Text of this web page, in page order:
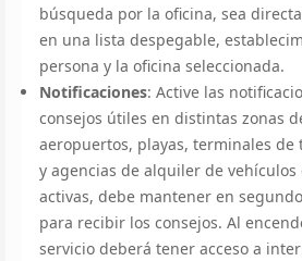
búsqueda por la oficina, sea
en una lista despegable,
persona y la oficina seleccionada.
Notificaciones: Active las
consejos útiles en distintas zonas
aeropuertos, playas, terminales de
y agencias de alquiler de vehículos
activas, debe mantener en
para recibir los consejos. Al
servicio deberá tener acceso a